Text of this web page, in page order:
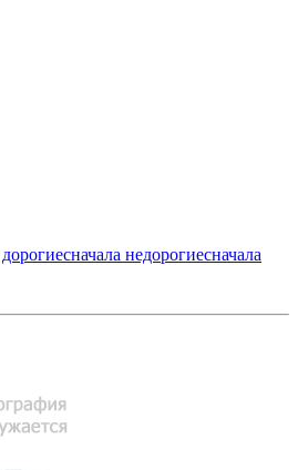
сначала недорогиесначала